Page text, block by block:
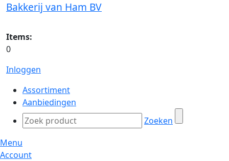
Bakkerij van Ham BV
Items:
0
Inloggen
Assortiment
Aanbiedingen
Zoeken
Menu
Account